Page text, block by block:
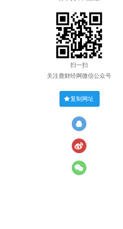
扫一扫
关注鹿财经网微信公众号
复制网址